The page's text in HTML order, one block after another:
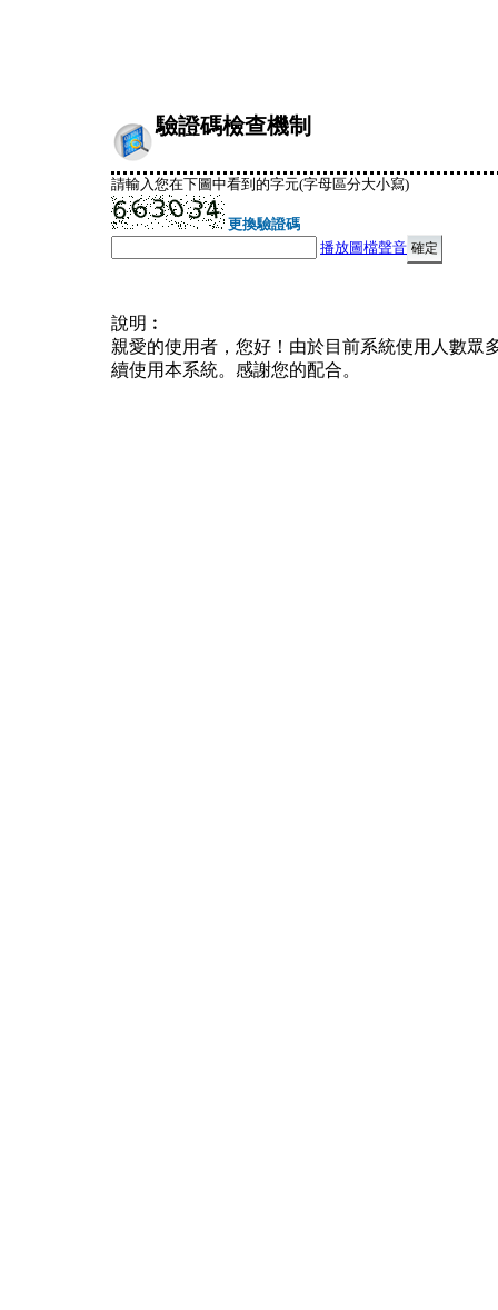
驗證碼檢查機制
請輸入您在下圖中看到的字元(字母區分大小寫)
更換驗證碼
播放圖檔聲音
說明︰
親愛的使用者，您好！由於目前系統使用人數眾
續使用本系統。感謝您的配合。